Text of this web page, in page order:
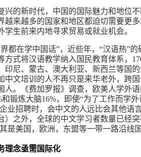
兴的新时代，中国的国际魅力和地位
越来越多的国家和地区都迫切需要更
生前来内地寻求贸易或就业机会。
都在学中国话”，近些年，“汉语热”
方式将汉语教学纳入国民教育体系，
印尼、蒙古、澳大利亚、新西兰等国
中文培训的人不再只是来华老外，跨
人。《费加罗报》调查，欧美人学外
锻炼大脑16%，即使“为了工作而学
业招聘时，会中文的人远比会其他语
）之外，全球的中文学习者数量已经
是美国，欧洲，东盟等一带一路沿线
理念亟需国际化